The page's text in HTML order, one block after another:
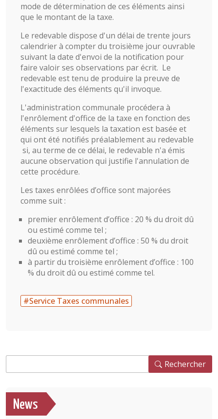
mode de détermination de ces éléments ainsi
que le montant de la taxe.
Le redevable dispose d'un délai de trente jours
calendrier à compter du troisième jour ouvrable
suivant la date d'envoi de la notification pour
faire valoir ses observations par écrit. Le
redevable est tenu de produire la preuve de
l'exactitude des éléments qu'il invoque.
L'administration communale procédera à
l'enrôlement d'office de la taxe en fonction des
éléments sur lesquels la taxation est basée et
qui ont été notifiés préalablement au redevable
si, au terme de ce délai, le redevable n'a émis
aucune observation qui justifie l'annulation de
cette procédure.
Les taxes enrôlées d’office sont majorées
comme suit :
premier enrôlement d’office : 20 % du droit dû
ou estimé comme tel ;
deuxième enrôlement d’office : 50 % du droit
dû ou estimé comme tel ;
à partir du troisième enrôlement d’office : 100
% du droit dû ou estimé comme tel.
#Service Taxes communales
Rechercher
News